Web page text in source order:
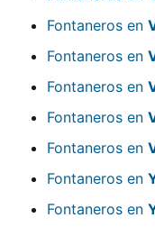
Fontaneros en
Fontaneros en
Fontaneros en
Fontaneros en
Fontaneros en
Fontaneros en
Fontaneros en